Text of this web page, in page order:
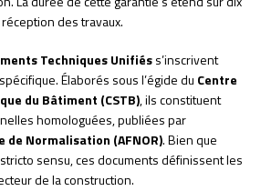
des travaux.
Techniques Unifiéss’inscrivent
Élaborés sous l’égide du Centre
du Bâtiment (CSTB), ils constituent
homologuées, publiées par
de Normalisation (AFNOR). Bien que
sensu, ces documents définissent les
de la construction.